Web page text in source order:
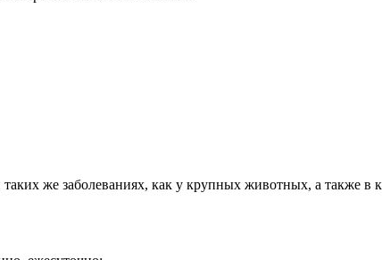
же заболеваниях, как у крупных животных, а также в